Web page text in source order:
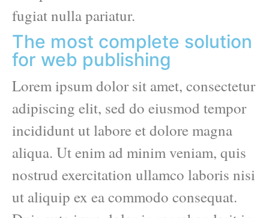
fugiat nulla pariatur.
The most complete solution
for web publishing
Lorem ipsum dolor sit amet, consectetur
adipiscing elit, sed do eiusmod tempor
incididunt ut labore et dolore magna
aliqua. Ut enim ad minim veniam, quis
nostrud exercitation ullamco laboris nisi
ut aliquip ex ea commodo consequat.